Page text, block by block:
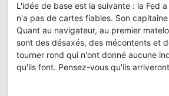
L'idée de base est la suivante : la Fed
n'a pas de cartes fiables. Son
Quant au navigateur, au premier
sont des désaxés, des mécontents et
tourner rond qui n'ont donné aucune
qu'ils font. Pensez-vous qu'ils